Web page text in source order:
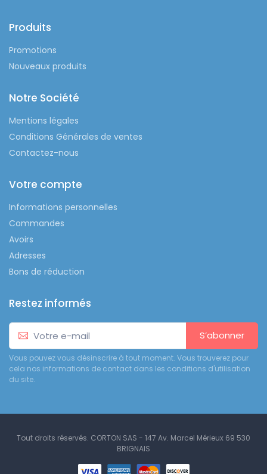
Produits
Promotions
Nouveaux produits
Notre Société
Mentions légales
Conditions Générales de ventes
Contactez-nous
Votre compte
Informations personnelles
Commandes
Avoirs
Adresses
Bons de réduction
Restez informés
S’abonner
Vous pouvez vous désinscrire à tout moment. Vous trouverez pour
cela nos informations de contact dans les conditions d'utilisation
du site.
Tout droits réservés. CORTON SAS - 147 Av. Marcel Mérieux 69 530
BRIGNAIS